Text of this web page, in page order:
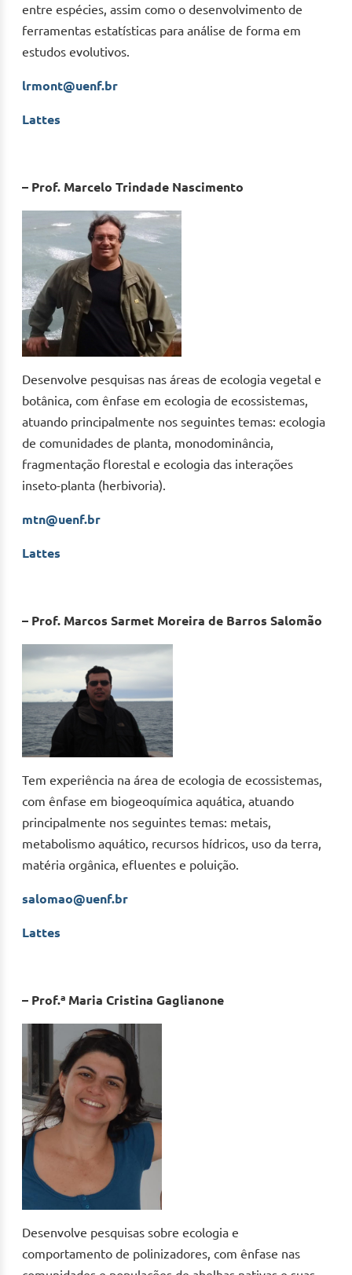
entre espécies, assim como o desenvolvimento de
ferramentas estatísticas para análise de forma em
estudos evolutivos.
lrmont@uenf.br
Lattes
– Prof. Marcelo Trindade Nascimento
Desenvolve pesquisas nas áreas de ecologia vegetal e
botânica, com ênfase em ecologia de ecossistemas,
atuando principalmente nos seguintes temas: ecologia
de comunidades de planta, monodominância,
fragmentação florestal e ecologia das interações
inseto-planta (herbivoria).
mtn@uenf.br
Lattes
– Prof. Marcos Sarmet Moreira de Barros Salomão
Tem experiência na área de ecologia de ecossistemas,
com ênfase em biogeoquímica aquática, atuando
principalmente nos seguintes temas: metais,
metabolismo aquático, recursos hídricos, uso da terra,
matéria orgânica, efluentes e poluição.
salomao@uenf.br
Lattes
– Prof.ª Maria Cristina Gaglianone
Desenvolve pesquisas sobre ecologia e
comportamento de polinizadores, com ênfase nas